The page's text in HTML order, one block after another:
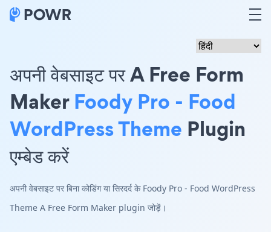
अपनी वेबसाइट पर A Free Form
MakerFoody Pro - Food
WordPress Theme Plugin
एम्बेड करें
अपनी वेबसाइट पर बिना कोडिंग या सिरदर्द के Foody Pro - Food WordPress
Theme A Free Form Maker plugin जोड़ें।